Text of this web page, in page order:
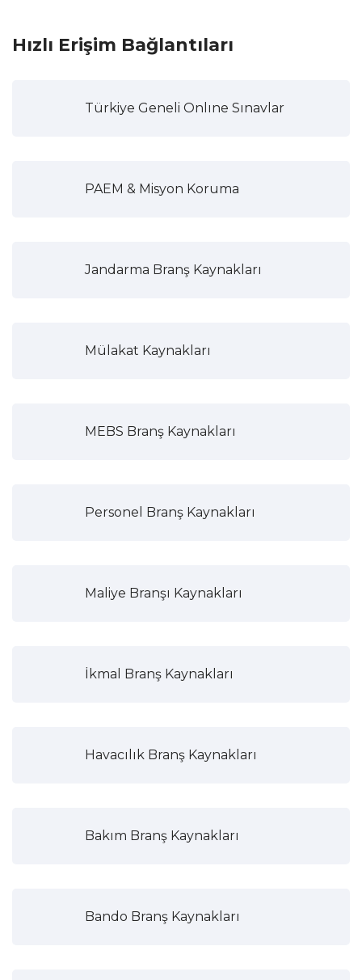
Hızlı Erişim Bağlantıları
Türkiye Geneli Onlıne Sınavlar
PAEM & Misyon Koruma
Jandarma Branş Kaynakları
Mülakat Kaynakları
MEBS Branş Kaynakları
Personel Branş Kaynakları
Maliye Branşı Kaynakları
İkmal Branş Kaynakları
Havacılık Branş Kaynakları
Bakım Branş Kaynakları
Bando Branş Kaynakları